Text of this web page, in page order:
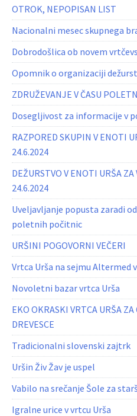
OTROK, NEPOPISAN LIST
Nacionalni mesec skupnega
Dobrodošlica ob novem
Opomnik o organizaciji
ZDRUŽEVANJE V ČASU
Dosegljivost za informacije v
RAZPORED SKUPIN V ENOTI
24.6.2024
DEŽURSTVO V ENOTI URŠA
24.6.2024
Uveljavljanje popusta zaradi
poletnih počitnic
URŠINI POGOVORNI VEČERI
Vrtca Urša na sejmu Altermed
Novoletni bazar vrtca Urša
EKO OKRASKI VRTCA URŠA
DREVESCE
Tradicionalni slovenski zajtrk
Uršin Živ Žav je uspel
Vabilo na srečanje Šole za
Igralne urice v vrtcu Urša